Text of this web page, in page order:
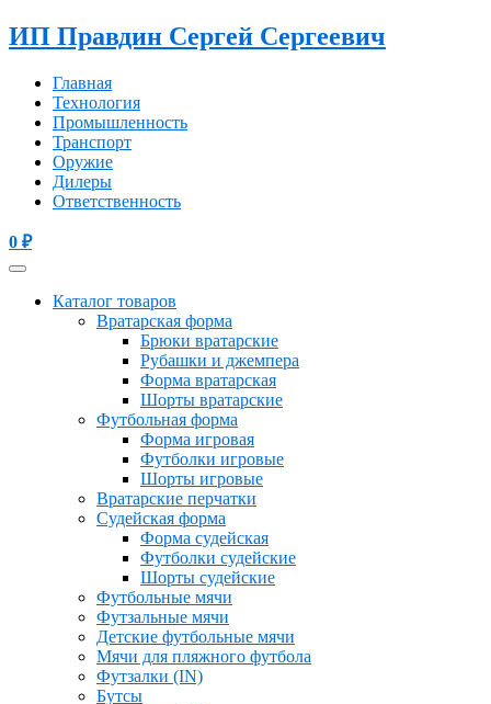
ИП Правдин Сергей Сергеевич
Главная
Технология
Промышленность
Транспорт
Оружие
Дилеры
Ответственность
0 ₽
Каталог товаров
Вратарская форма
Брюки вратарские
Рубашки и джемпера
Форма вратарская
Шорты вратарские
Футбольная форма
Форма игровая
Футболки игровые
Шорты игровые
Вратарские перчатки
Судейская форма
Форма судейская
Футболки судейские
Шорты судейские
Футбольные мячи
Футзальные мячи
Детские футбольные мячи
Мячи для пляжного футбола
Футзалки (IN)
Бутсы